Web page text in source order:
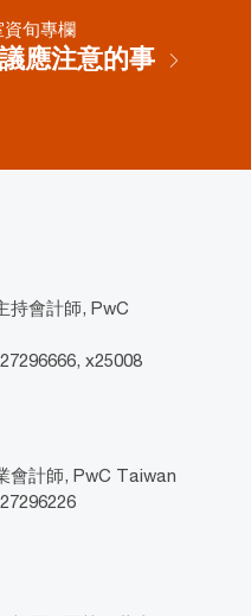
旬專欄
應注意的事
持會計師, PwC
x25008
會計師, PwC Taiwan